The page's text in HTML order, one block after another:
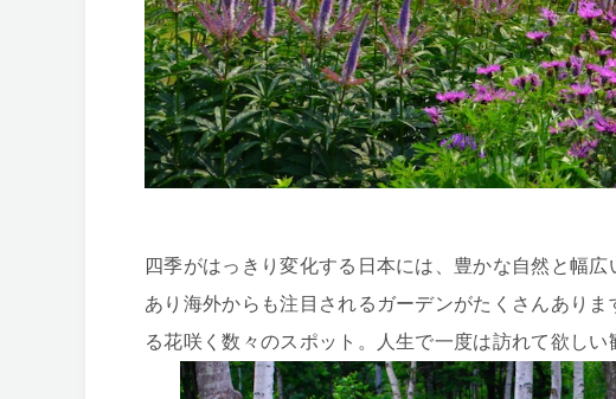
四季がはっきり変化する日本には、豊かな自然と幅
あり海外からも注目されるガーデンがたくさんあり
る花咲く数々のスポット。人生で一度は訪れて欲しい